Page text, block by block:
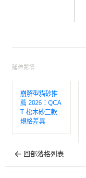
延伸閱讀
崩解型貓砂推
薦 2026：QCA
T 松木砂三款
規格差異
回部落格列表